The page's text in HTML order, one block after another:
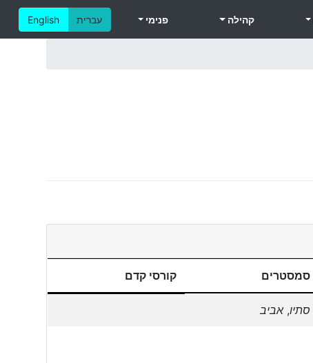
English עברית קהילה פנימי
סמסטרים קורסי קדם
סתיו,אביב